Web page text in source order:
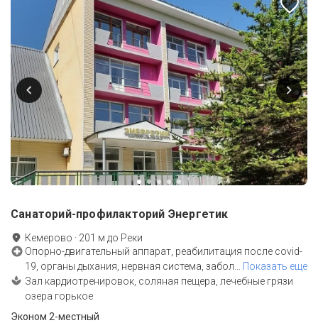
Санаторий-профилакторий Энергетик
Кемерово · 201 м до Реки
Опорно-двигательный аппарат, реабилитация после covid-
19, органы дыхания, нервная система, забол
Показать еще
Зал кардиотренировок, соляная пещера, лечебные грязи
озера горькое
Эконом 2-местный